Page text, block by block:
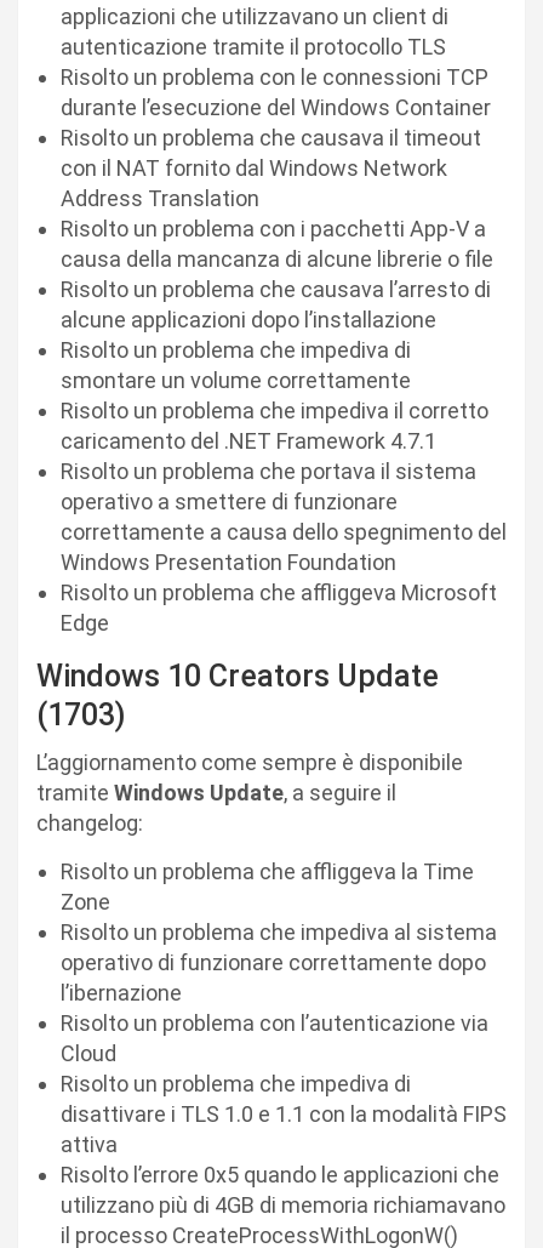
applicazioni che utilizzavano un client di
autenticazione tramite il protocollo TLS
Risolto un problema con le connessioni TCP
durante l’esecuzione del Windows Container
Risolto un problema che causava il timeout
con il NAT fornito dal Windows Network
Address Translation
Risolto un problema con i pacchetti App-V a
causa della mancanza di alcune librerie o file
Risolto un problema che causava l’arresto di
alcune applicazioni dopo l’installazione
Risolto un problema che impediva di
smontare un volume correttamente
Risolto un problema che impediva il corretto
caricamento del .NET Framework 4.7.1
Risolto un problema che portava il sistema
operativo a smettere di funzionare
correttamente a causa dello spegnimento del
Windows Presentation Foundation
Risolto un problema che affliggeva Microsoft
Edge
Windows 10 Creators Update
(1703)
L’aggiornamento come sempre è disponibile
tramite Windows Update, a seguire il
changelog:
Risolto un problema che affliggeva la Time
Zone
Risolto un problema che impediva al sistema
operativo di funzionare correttamente dopo
l’ibernazione
Risolto un problema con l’autenticazione via
Cloud
Risolto un problema che impediva di
disattivare i TLS 1.0 e 1.1 con la modalità FIPS
attiva
Risolto l’errore 0x5 quando le applicazioni che
utilizzano più di 4GB di memoria richiamavano
il processo CreateProcessWithLogonW()